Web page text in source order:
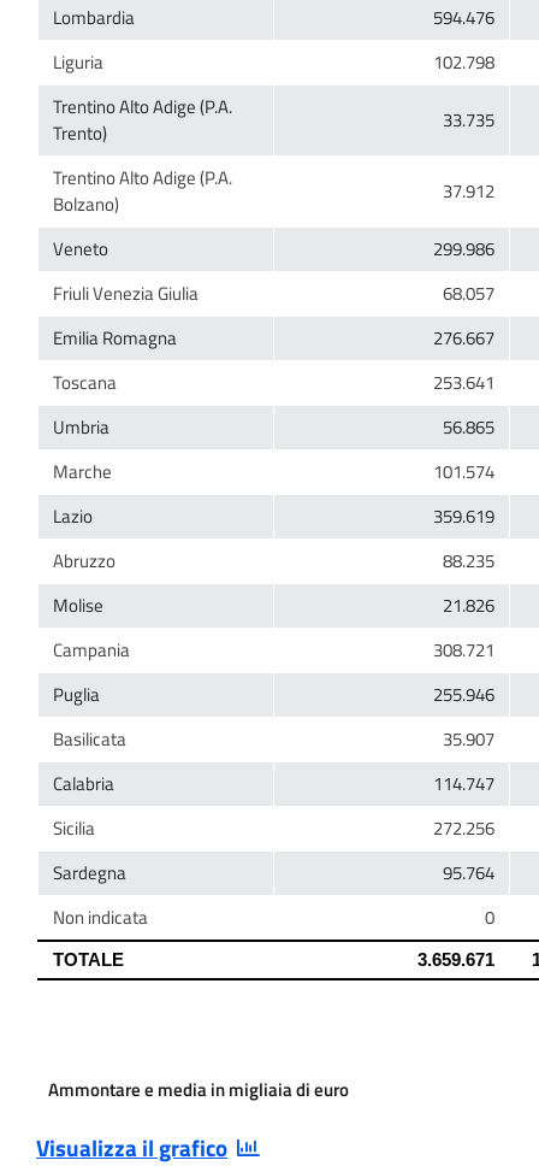
Trentino Alto Adige (P.A.
Trentino Alto Adige (P.A.
Ammontare e media in migliaia di euro